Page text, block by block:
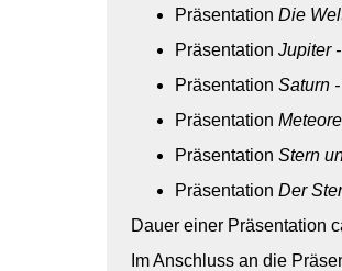
Präsentation Die
Präsentation Jupiter
Präsentation Saturn
Präsentation
Präsentation Stern
Präsentation Der
Dauer einer Präsentation
Im Anschluss an die